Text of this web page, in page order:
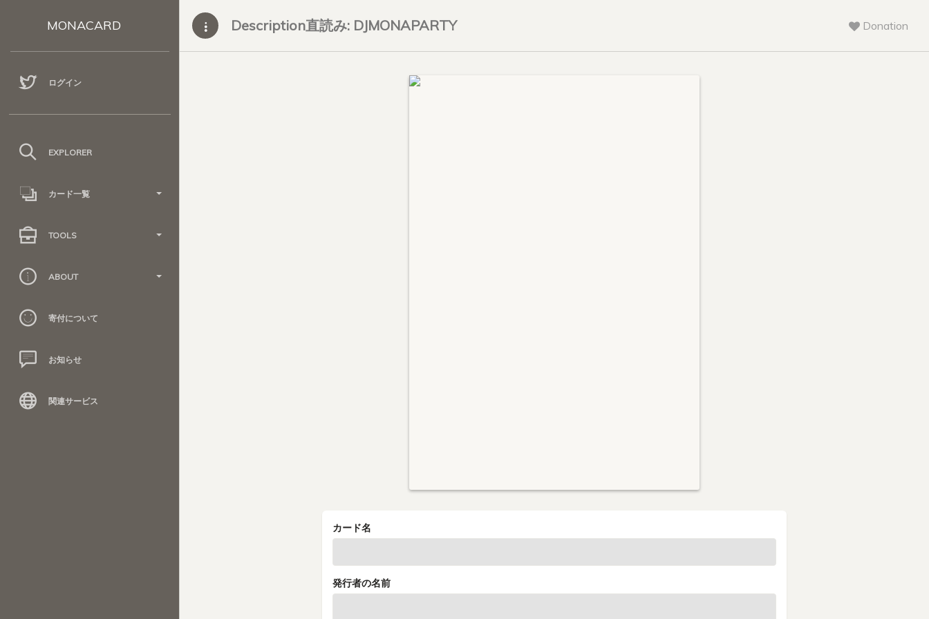
MONACARD
ログイン
EXPLORER
カード一覧
TOOLS
ABOUT
寄付について
お知らせ
関連サービス
Description直読み: DJMONAPARTY Donation
カード名
発行者の名前